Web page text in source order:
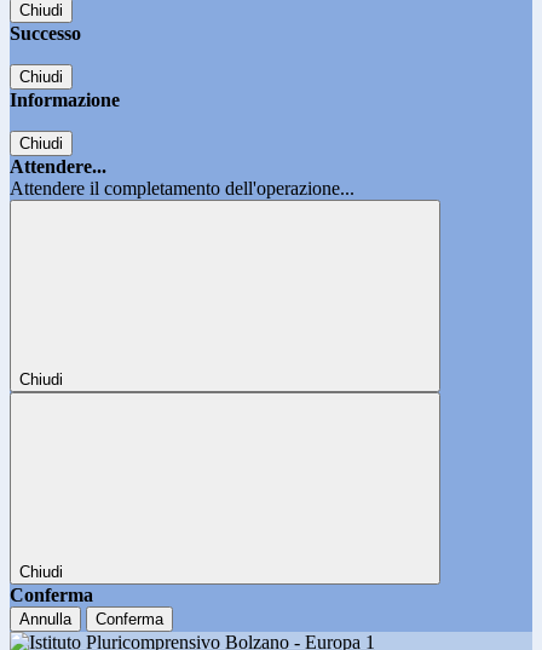
Chiudi
Successo
Chiudi
Informazione
Chiudi
Attendere...
Attendere il completamento dell'operazione...
Chiudi
Chiudi
Conferma
Annulla Conferma